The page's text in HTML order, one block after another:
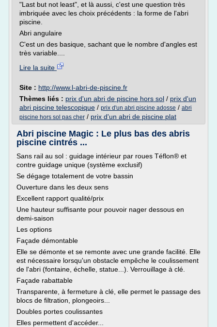
"Last but not least", et là aussi, c'est une question très
imbriquée avec les choix précédents : la forme de l'abri
piscine.
Abri angulaire
C'est un des basique, sachant que le nombre d'angles est
très variable....
Lire la suite
Site : http://www.l-abri-de-piscine.fr
Thèmes liés : prix d'un abri de piscine hors sol / prix d'un
abri piscine telescopique / prix d'un abri piscine adosse / abri
piscine hors sol pas cher / prix d'un abri de piscine plat
Abri piscine Magic : Le plus bas des abris
piscine cintrés ...
Sans rail au sol : guidage intérieur par roues Téflon® et
contre guidage unique (système exclusif)
Se dégage totalement de votre bassin
Ouverture dans les deux sens
Excellent rapport qualité/prix
Une hauteur suffisante pour pouvoir nager dessous en
demi-saison
Les options
Façade démontable
Elle se démonte et se remonte avec une grande facilité. Elle
est nécessaire lorsqu'un obstacle empêche le coulissement
de l'abri (fontaine, échelle, statue...). Verrouillage à clé.
Façade rabattable
Transparente, à fermeture à clé, elle permet le passage des
blocs de filtration, plongeoirs...
Doubles portes coulissantes
Elles permettent d'accéder...